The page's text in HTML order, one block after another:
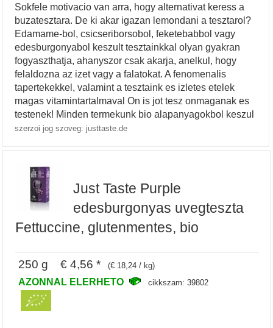
Sokfele motivacio van arra, hogy alternativat keress a
buzatesztara. De ki akar igazan lemondani a tesztarol?
Edamame-bol, csicseriborsobol, feketebabbol vagy
edesburgonyabol keszult tesztainkkal olyan gyakran
fogyaszthatja, ahanyszor csak akarja, anelkul, hogy
felaldozna az izet vagy a falatokat. A fenomenalis
tapertekekkel, valamint a tesztaink es izletes etelek
magas vitamintartalmaval On is jot tesz onmaganak es
testenek! Minden termekunk bio alapanyagokbol keszul
szerzoi jog szoveg: justtaste.de
Just Taste Purple
edesburgonyas uvegteszta
Fettuccine, glutenmentes, bio
250 g € 4,56 * (€ 18,24 / kg)
AZONNAL ELERHETO cikkszam: 39802